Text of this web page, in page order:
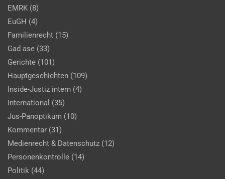
EMRK (8)
EuGH (4)
Familienrecht (15)
Gad ase (33)
Gerichte (101)
Hauptgeschichten (109)
Inside-Justiz intern (4)
International (35)
Jus-Panoptikum (10)
Kommentar (31)
Medienrecht & Datenschutz (12)
Personenkontrolle (14)
Politik (44)